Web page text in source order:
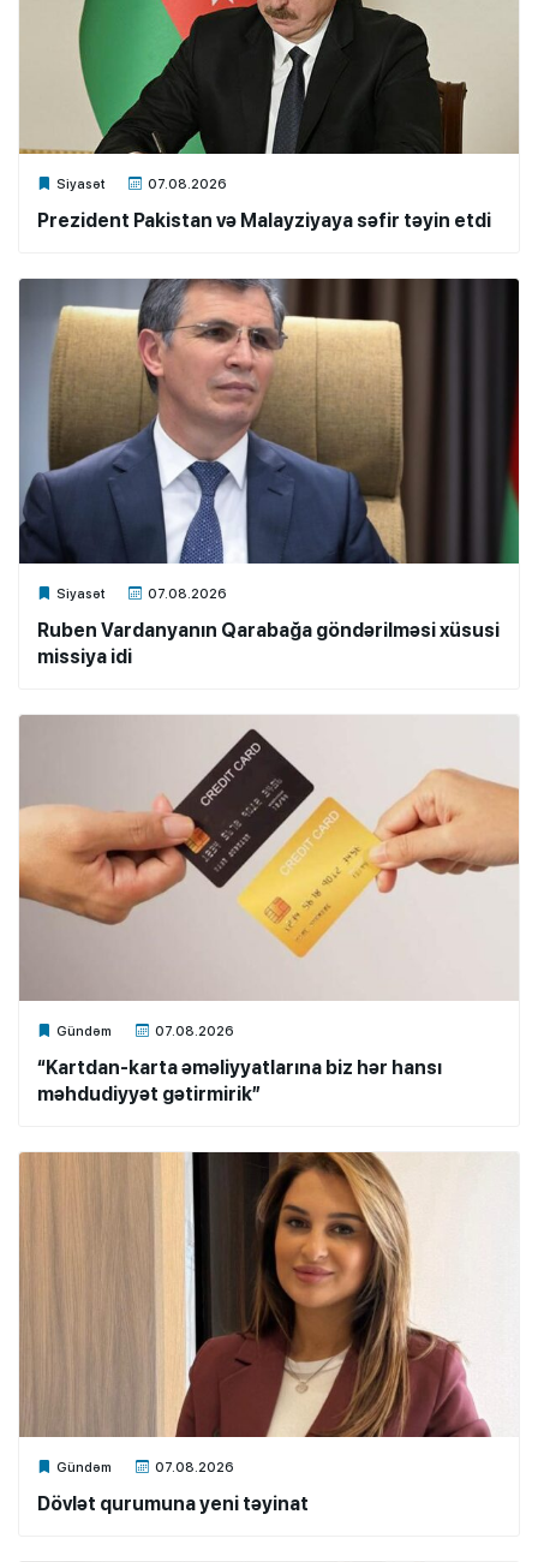
Siyasət 07.08.2026
Xalq.Online
Prezident Pakistan və Malayziyaya səfir təyin etdi
Siyasət 07.08.2026
Xalq.Online
Ruben Vardanyanın Qarabağa göndərilməsi xüsusi
missiya idi
Gündəm 07.08.2026
Xalq.Online
“Kartdan-karta əməliyyatlarına biz hər hansı
məhdudiyyət gətirmirik”
Gündəm 07.08.2026
Xalq.Online
Dövlət qurumuna yeni təyinat